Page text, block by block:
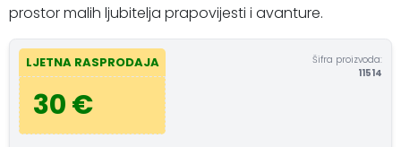
prostor malih ljubitelja prapovijesti i avanture.
LJETNA RASPRODAJA
30 €
Šifra proizvoda:
11514